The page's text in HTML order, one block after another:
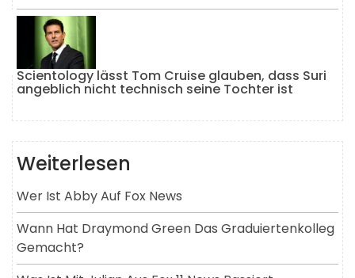
Scientology lässt Tom Cruise glauben, dass Suri
angeblich nicht technisch seine Tochter ist
Weiterlesen
Wer Ist Abby Auf Fox News
Wann Hat Draymond Green Das Graduiertenkolleg
Gemacht?